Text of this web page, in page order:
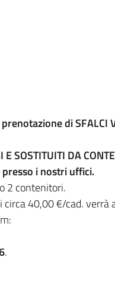
di SFALCI
SOSTITUITI DA
i nostri uffici.
2 contenitori.
40,00 €/cad. verrà
.